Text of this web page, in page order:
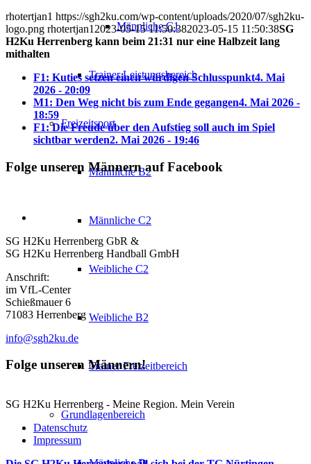
Männliche C1
Trainer Leistungsbereich
Freizeitsport
Männliche B2
Männliche C2
Weibliche C2
Weibliche B2
Trainer Freizeitbereich
Grundlagenbereich
rhotertjan1 https://sgh2ku.com/wp-content/uploads/2020/07/sgh2ku-
logo.png rhotertjan1 2023-05-15 11:50:382023-05-15 11:50:38SG
H2Ku Herrenberg kann beim 21:31 nur eine Halbzeit lang
mithalten
F1: Kuties setzen einen würdigen Schlusspunkt4. Mai
2026 - 20:09
M1: Den Weg nicht bis zum Ende gegangen4. Mai 2026 -
18:59
F1: Die Freude über den Aufstieg soll auch im Spiel
sichtbar werden2. Mai 2026 - 19:46
Folge unseren Männern auf Facebook
SG H2Ku Herrenberg GbR &
SG H2Ku Herrenberg Handball GmbH
Anschrift:
im VfL-Center
Schießmauer 6
71083 Herrenberg
info@sgh2ku.de
Folge unseren Männern!
SG H2Ku Herrenberg - Meine Region. Mein Verein
Datenschutz
Impressum